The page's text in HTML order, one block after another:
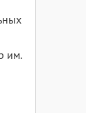
им.